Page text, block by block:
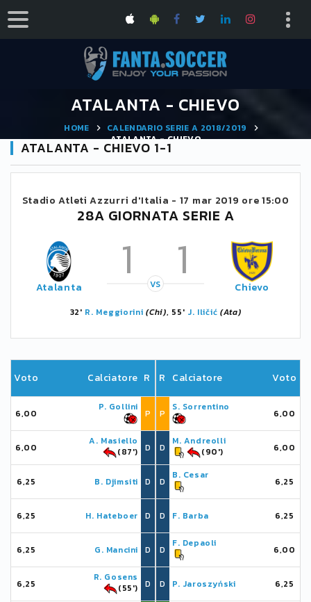
ATALANTA - CHIEVO
HOME
CALENDARIO SERIE A 2018/2019
ATALANTA - CHIEVO
ATALANTA - CHIEVO 1-1
Stadio Atleti Azzurri d'Italia - 17 mar 2019 ore 15:00
28A GIORNATA SERIE A
Atalanta 1 1
VS Chievo
32' R. Meggiorini (Chi), 55' J. Iličić (Ata)
Voto Calciatore R
6,00
P. Gollini
P
6,00
A. Masiello
(87')
D
6,25 B. Djimsiti D
6,25 H. Hateboer D
6,25 G. Mancini D
6,25
R. Gosens
(55')
D
R Calciatore Voto
P
S. Sorrentino
6,00
D
M. Andreolli
(90')
6,00
D
B. Cesar
6,25
D F. Barba 6,25
D
F. Depaoli
6,00
D P. Jaroszyński 6,25